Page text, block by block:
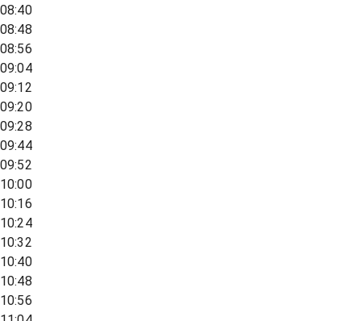
08:40
08:48
08:56
09:04
09:12
09:20
09:28
09:44
09:52
10:00
10:16
10:24
10:32
10:40
10:48
10:56